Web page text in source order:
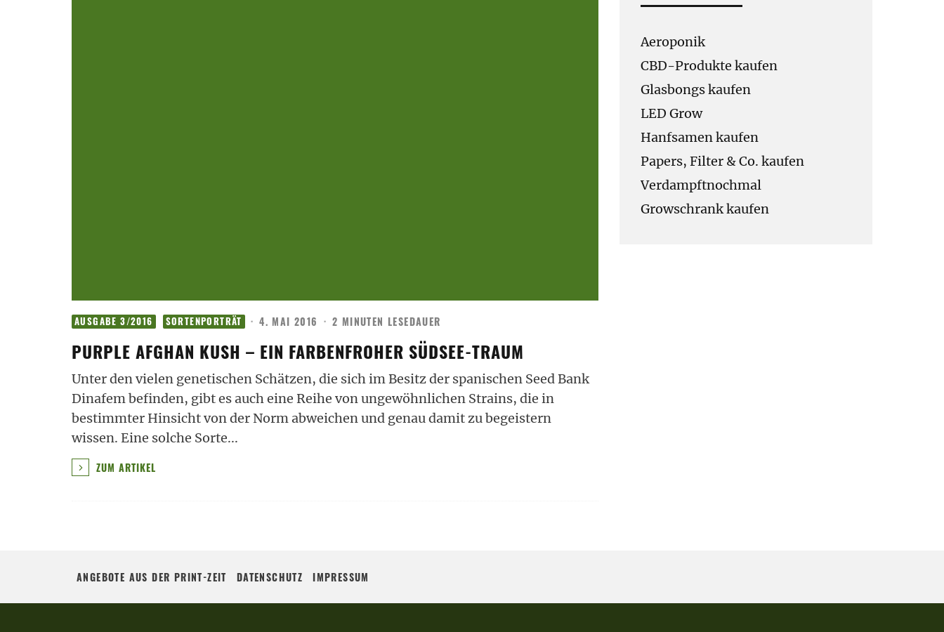
AUSGABE 3/2016 SORTENPORTRÄT · 4. MAI 2016 · 2 MINUTEN LESEDAUER
PURPLE AFGHAN KUSH – EIN FARBENFROHER SÜDSEE-TRAUM
Unter den vielen genetischen Schätzen, die sich im Besitz der spanischen Seed Bank
Dinafem befinden, gibt es auch eine Reihe von ungewöhnlichen Strains, die in
bestimmter Hinsicht von der Norm abweichen und genau damit zu begeistern
wissen. Eine solche Sorte...
ZUM ARTIKEL
Aeroponik
CBD-Produkte kaufen
Glasbongs kaufen
LED Grow
Hanfsamen kaufen
Papers, Filter & Co. kaufen
Verdampftnochmal
Growschrank kaufen
ANGEBOTE AUS DER PRINT-ZEIT DATENSCHUTZ IMPRESSUM